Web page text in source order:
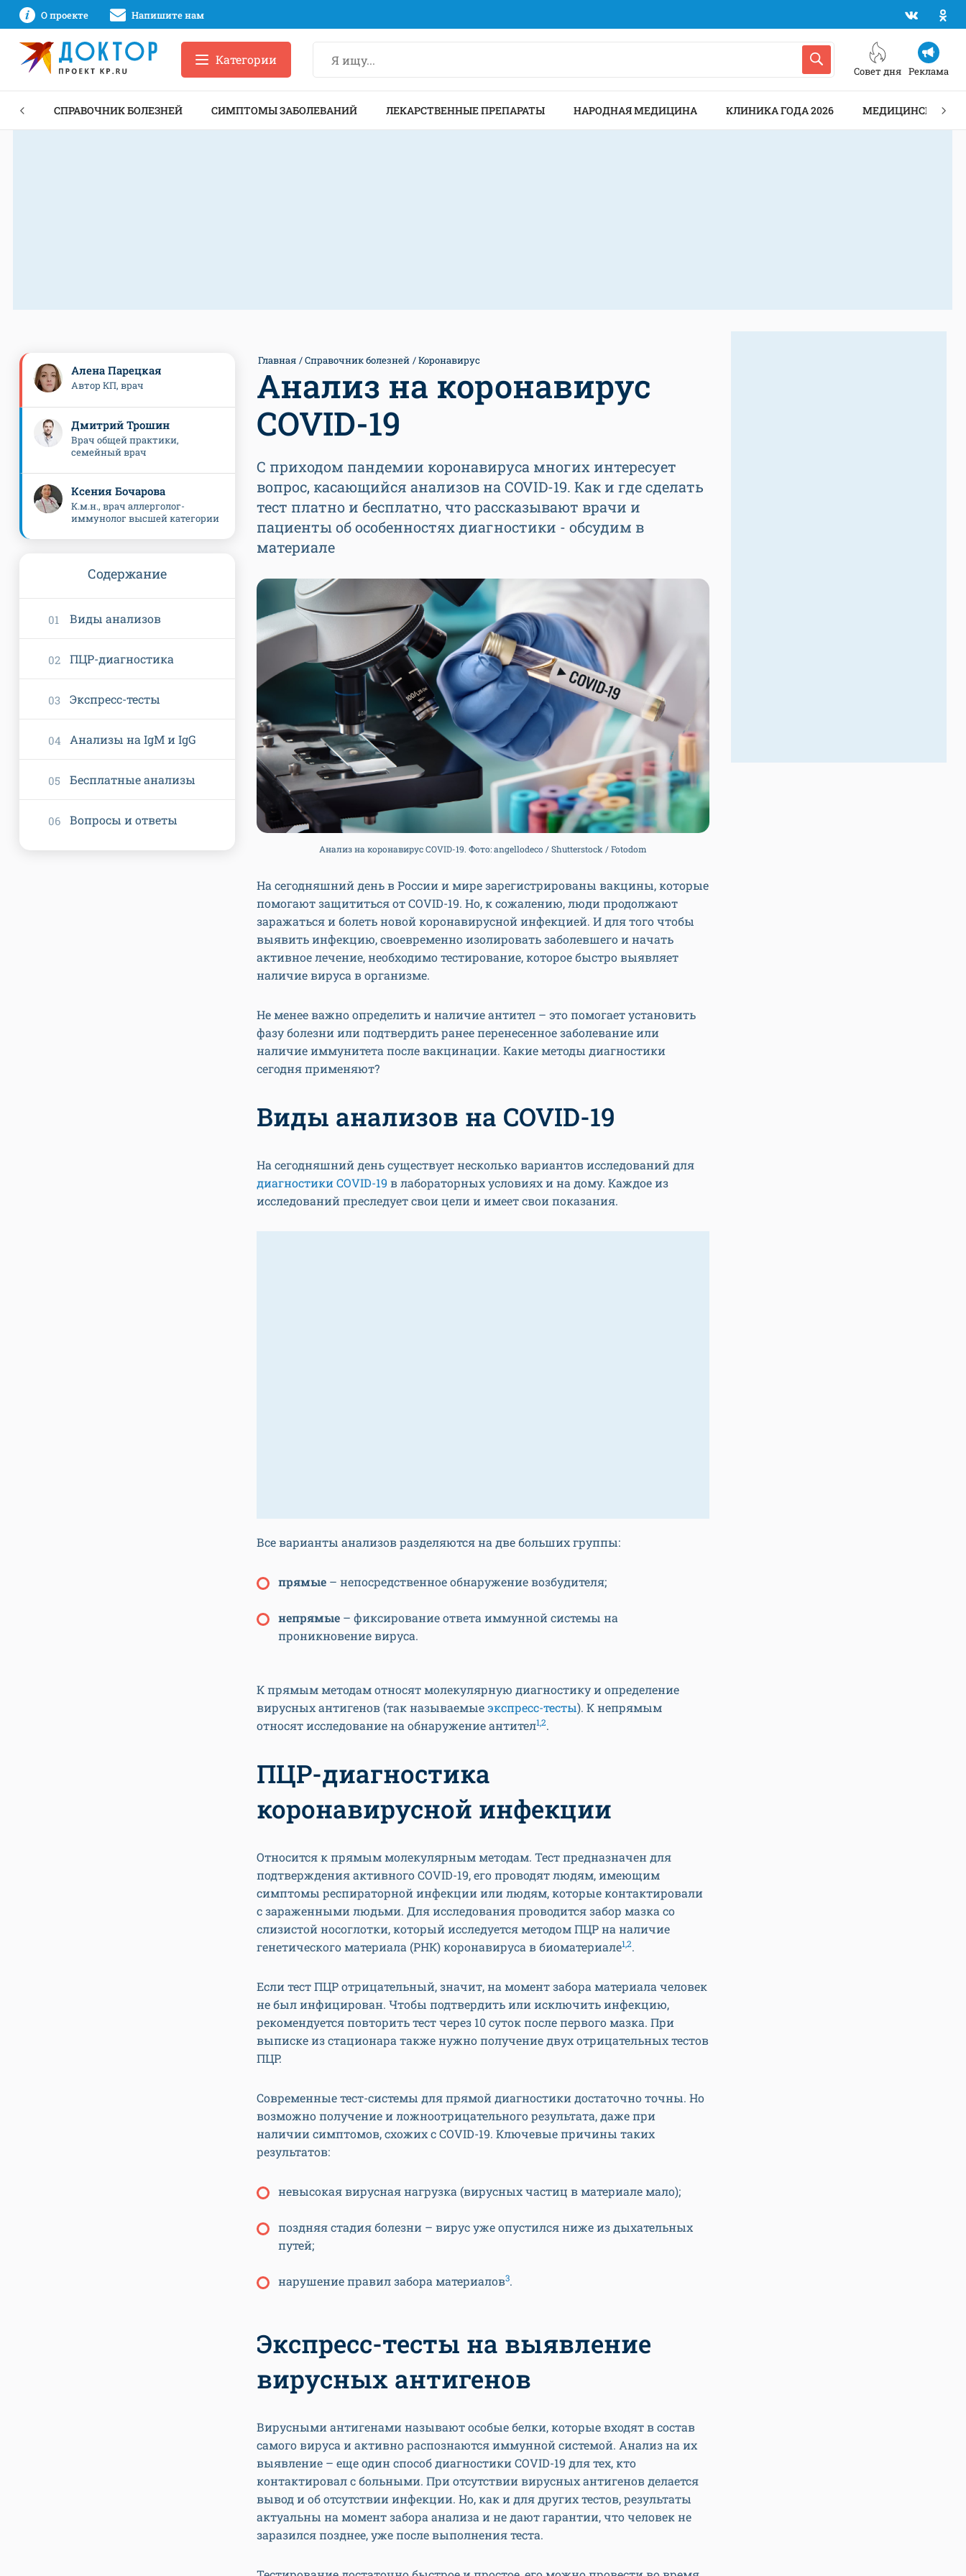
О проекте Напишите нам
Совет дня Реклама
Категории
СПРАВОЧНИК БОЛЕЗНЕЙ СИМПТОМЫ ЗАБОЛЕВАНИЙ ЛЕКАРСТВЕННЫЕ ПРЕПАРАТЫ НАРОДНАЯ МЕДИЦИНА КЛИНИКА ГОДА 2026 МЕДИЦИНСКИЕ
Главная Справочник болезней Коронавирус
Анализ на коронавирус
COVID-19
С приходом пандемии коронавируса многих интересует
вопрос, касающийся анализов на COVID-19. Как и где сделать
тест платно и бесплатно, что рассказывают врачи и
пациенты об особенностях диагностики - обсудим в
материале
Анализ на коронавирус COVID-19. Фото: angellodeco / Shutterstock / Fotodom
На сегодняшний день в России и мире зарегистрированы вакцины, которые
помогают защититься от COVID-19. Но, к сожалению, люди продолжают
заражаться и болеть новой коронавирусной инфекцией. И для того чтобы
выявить инфекцию, своевременно изолировать заболевшего и начать
активное лечение, необходимо тестирование, которое быстро выявляет
наличие вируса в организме.
Не менее важно определить и наличие антител – это помогает установить
фазу болезни или подтвердить ранее перенесенное заболевание или
наличие иммунитета после вакцинации. Какие методы диагностики
сегодня применяют?
Виды анализов на COVID-19
На сегодняшний день существует несколько вариантов исследований для
диагностики COVID-19 в лабораторных условиях и на дому. Каждое из
исследований преследует свои цели и имеет свои показания.
Все варианты анализов разделяются на две больших группы:
прямые – непосредственное обнаружение возбудителя;
непрямые – фиксирование ответа иммунной системы на
проникновение вируса.
К прямым методам относят молекулярную диагностику и определение
вирусных антигенов (так называемыеэкспресс-тесты). К непрямым
относят исследование на обнаружение антител1,2.
ПЦР-диагностика
коронавирусной инфекции
Относится к прямым молекулярным методам. Тест предназначен для
подтверждения активного COVID-19, его проводят людям, имеющим
симптомы респираторной инфекции или людям, которые контактировали
с зараженными людьми. Для исследования проводится забор мазка со
слизистой носоглотки, который исследуется методом ПЦР на наличие
генетического материала (РНК) коронавируса в биоматериале1,2.
Если тест ПЦР отрицательный, значит, на момент забора материала человек
не был инфицирован. Чтобы подтвердить или исключить инфекцию,
рекомендуется повторить тест через 10 суток после первого мазка. При
выписке из стационара также нужно получение двух отрицательных тестов
ПЦР.
Современные тест-системы для прямой диагностики достаточно точны. Но
возможно получение и ложноотрицательного результата, даже при
наличии симптомов, схожих с COVID-19. Ключевые причины таких
результатов:
невысокая вирусная нагрузка (вирусных частиц в материале мало);
поздняя стадия болезни – вирус уже опустился ниже из дыхательных
путей;
нарушение правил забора материалов3.
Экспресс-тесты на выявление
вирусных антигенов
Вирусными антигенами называют особые белки, которые входят в состав
самого вируса и активно распознаются иммунной системой. Анализ на их
выявление – еще один способ диагностики COVID-19 для тех, кто
контактировал с больными. При отсутствии вирусных антигенов делается
вывод и об отсутствии инфекции. Но, как и для других тестов, результаты
актуальны на момент забора анализа и не дают гарантии, что человек не
заразился позднее, уже после выполнения теста.
Алена Парецкая
Автор КП, врач
Дмитрий Трошин
Врач общей практики,
семейный врач
Ксения Бочарова
К.м.н., врач аллерголог-
иммунолог высшей категории
Содержание
Виды анализов
ПЦР-диагностика
Экспресс-тесты
Анализы на IgM и IgG
Бесплатные анализы
Вопросы и ответы